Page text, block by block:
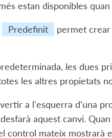
estan disponibles
Predefinit permet
les dues
les altres propietats
a l'esquerra d'una
aquest canvi.
control mateix mostrarà